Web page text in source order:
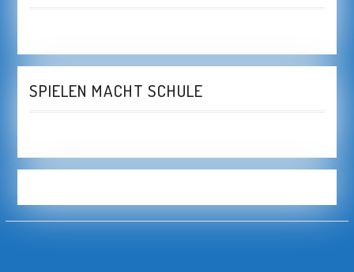
SPIELEN MACHT SCHULE